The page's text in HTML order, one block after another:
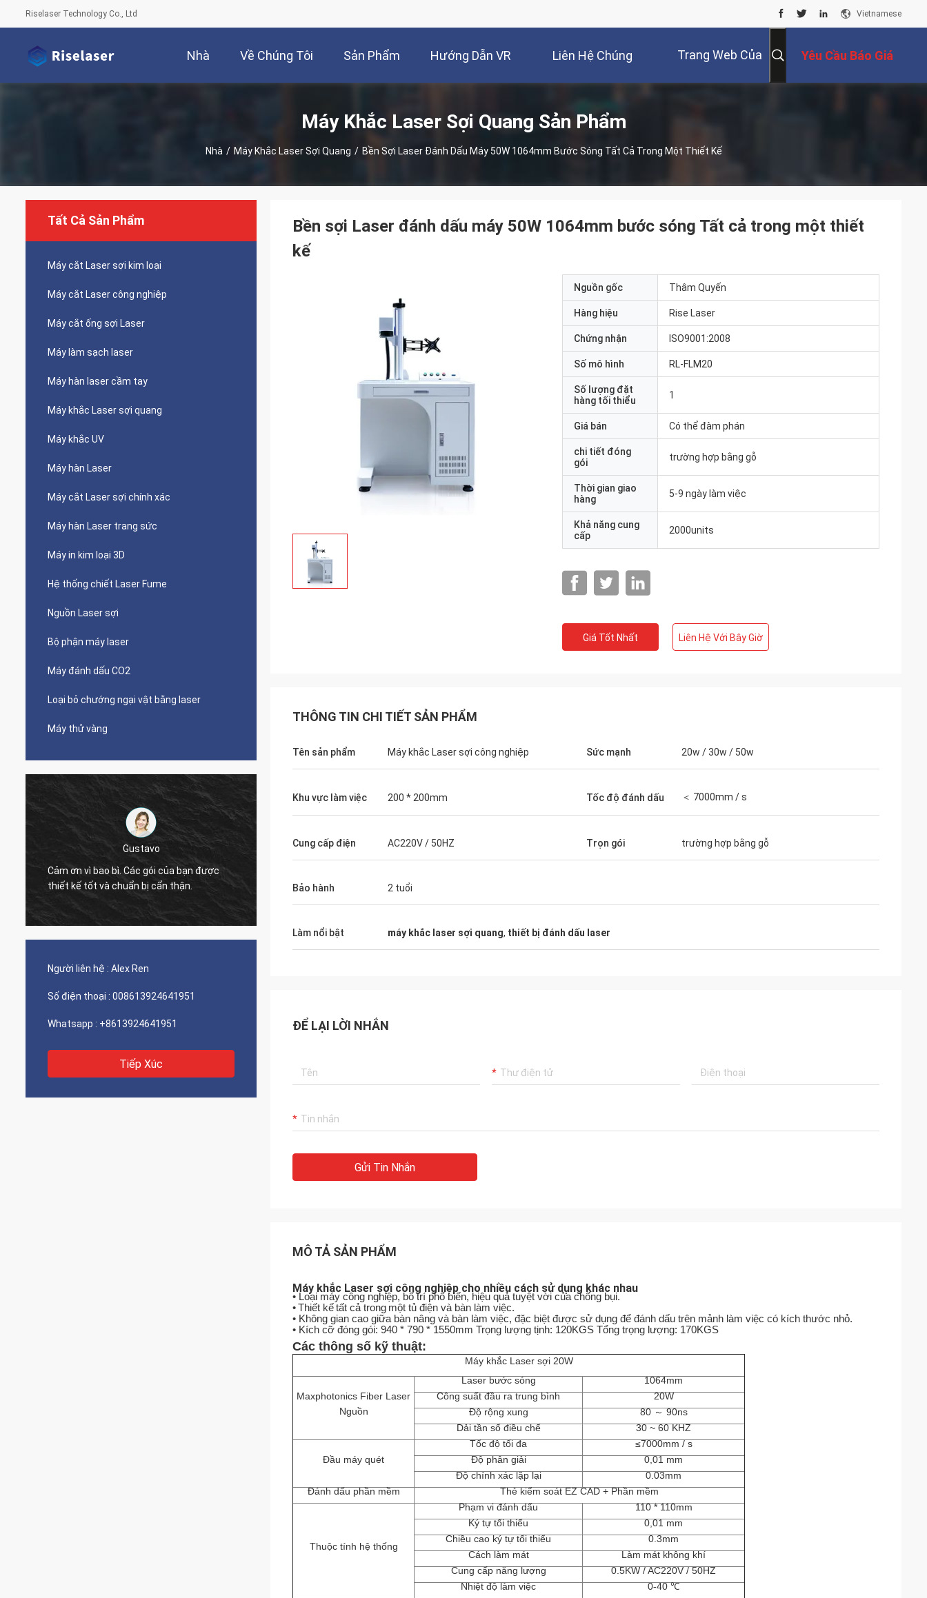
Riselaser Technology Co., Ltd Vietnamese
Nhà Về Chúng Tôi Sản Phẩm Hướng Dẫn VR Liên Hệ Chúng Trang Web Của Yêu Cầu Báo Giá
Máy Khắc Laser Sợi Quang Sản Phẩm
Nhà / Máy Khắc Laser Sợi Quang / Bền Sợi Laser Đánh Dấu Máy 50W 1064mm Bước Sóng Tất Cả Trong Một Thiết Kế
Tất Cả Sản Phẩm
Máy cắt Laser sợi kim loại
Máy cắt Laser công nghiệp
Máy cắt ống sợi Laser
Máy làm sạch laser
Máy hàn laser cầm tay
Máy khắc Laser sợi quang
Máy khắc UV
Máy hàn Laser
Máy cắt Laser sợi chính xác
Máy hàn Laser trang sức
Máy in kim loại 3D
Hệ thống chiết Laser Fume
Nguồn Laser sợi
Bộ phận máy laser
Máy đánh dấu CO2
Loại bỏ chướng ngại vật bằng laser
Máy thử vàng
Victor
Cảm ơn, Zoe.
Stefano
lắm!
Gustavo
Người liên hệ : Alex Ren
Số điện thoại : 008613924641951
Whatsapp : +8613924641951
Tiếp Xúc
Bền sợi Laser đánh dấu máy 50W 1064mm bước sóng Tất cả trong một thiết
kế
Nguồn gốc Thâm Quyến
Hàng hiệu Rise Laser
Chứng nhận ISO9001:2008
Số mô hình RL-FLM20
Số lượng đặt
hàng tối thiểu
1
Giá bán Có thể đàm phán
chi tiết đóng
gói
trường hợp bằng gỗ
Thời gian giao
hàng
5-9 ngày làm việc
Khả năng cung
cấp
2000units
Giá Tốt Nhất Liên Hệ Với Bây Giờ
THÔNG TIN CHI TIẾT SẢN PHẨM
Tên sản phẩm Máy khắc Laser sợi công nghiệp Sức mạnh 20w / 30w / 50w
Khu vực làm việc 200 * 200mm Tốc độ đánh dấu ＜ 7000mm / s
Cung cấp điện AC220V / 50HZ Trọn gói trường hợp bằng gỗ
Bảo hành 2 tuổi
Làm nổi bật máy khắc laser sợi quang, thiết bị đánh dấu laser
ĐỂ LẠI LỜI NHẮN
Gửi Tin Nhắn
MÔ TẢ SẢN PHẨM
Máy khắc Laser sợi công nghiệp cho nhiều cách sử dụng khác nhau
• Loại máy công nghiệp, bố trí phổ biến, hiệu quả tuyệt vời của chống bụi.
•Thiết kếtất cả trong một tủ điện và bàn làm việc.
• Không gian cao giữa bàn nâng và bàn làm việc, đặc biệt được sử dụng để đánh dấu trên mảnh làm việc có kích thước nhỏ.
• Kích cỡ đóng gói: 940 * 790 * 1550mm Trọng lượng tịnh: 120KGS Tổng trọng lượng: 170KGS
Các thông số kỹ thuật:
Máy khắc Laser sợi 20W
Maxphotonics Fiber Laser
Nguồn
Laser bước sóng
1064mm
Công suất đầu ra trung bình
20W
Độ rộng xung
80 ～ 90ns
Dải tần số điều chế
30 ~ 60 KHZ
Đầu máy quét
Tốc độ tối đa
≤7000mm / s
Độ phân giải
0,01 mm
Độ chính xác lặp lại
0.03mm
Đánh dấu phần mềm
Thẻ kiểm soát EZ CAD + Phần mềm
Thuộc tính hệ thống
Phạm vi đánh dấu
110 * 110mm
Ký tự tối thiểu
0,01 mm
Chiều cao ký tự tối thiểu
0.3mm
Cách làm mát
Làm mát không khí
Cung cấp năng lượng
0.5KW / AC220V / 50HZ
Nhiệt độ làm việc
0-40 ℃